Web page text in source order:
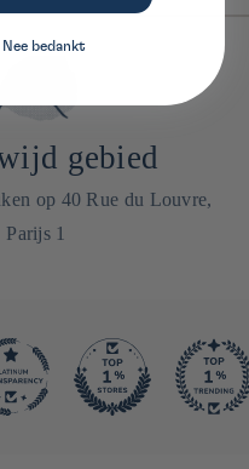
gebied
op 40 Rue du Louvre,
Parijs 1
Nee bedankt